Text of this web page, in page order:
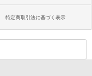
特定商取引法に基づく表示